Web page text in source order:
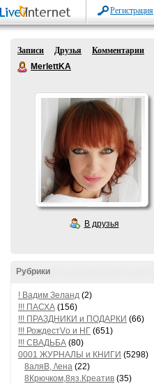
Регистрация
Записи Друзья
Комментарии
MerlettKA
В друзья
Рубрики
! Вадим Зеланд (2)
!!! ПАСХА (156)
!!! ПРАЗДНИКИ и ПОДАРКИ (66)
!!! РождестVо и НГ (651)
!!! СВАДЬБА (80)
0001 ЖУРНАЛЫ и КНИГИ (5298)
8аляB, /\ена (22)
8Крючком,8яз.Креатив (35)